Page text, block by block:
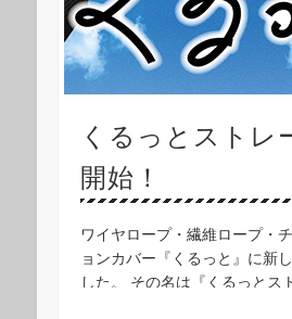
くるっとストレ
開始！
ワイヤロープ・繊維ロープ・
ョンカバー『くるっと』に新
した。 その名は『くるっとス